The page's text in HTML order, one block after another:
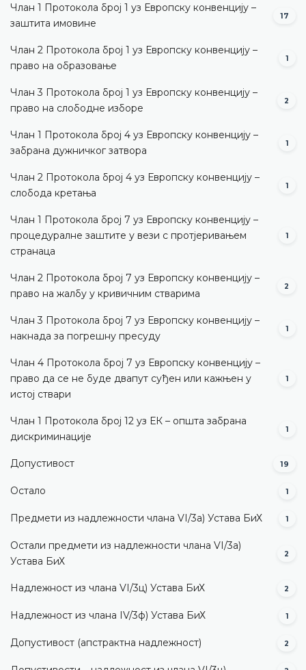
Члан 1 Протокола број 1 уз Европску конвенцију –
заштита имовине
17
Члан 2 Протокола број 1 уз Европску конвенцију –
право на образовање
1
Члан 3 Протокола број 1 уз Европску конвенцију –
право на слободне изборе
2
Члан 1 Протокола број 4 уз Европску конвенцију –
забрана дужничког затвора
1
Члан 2 Протокола број 4 уз Европску конвенцију –
слобода кретања
1
Члан 1 Протокола број 7 уз Европску конвенцију –
процедуралне заштите у вези с протјеривањем
странаца
1
Члан 2 Протокола број 7 уз Европску конвенцију –
право на жалбу у кривичним стварима
2
Члан 3 Протокола број 7 уз Европску конвенцију –
накнада за погрешну пресуду
1
Члан 4 Протокола број 7 уз Европску конвенцију –
право да се не буде двапут суђен или кажњен у
истој ствари
1
Члан 1 Протокола број 12 уз ЕК – општа забрана
дискриминације
1
Допустивост 19
Остало 1
Предмети из надлежности члана VI/3а) Устава БиХ 1
Остали предмети из надлежности члана VI/3а)
Устава БиХ
2
Надлежност из члана VI/3ц) Устава БиХ 2
Надлежност из члана IV/3ф) Устава БиХ 1
Допустивост (aпстрактна надлежност) 2